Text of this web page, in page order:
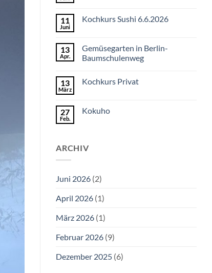
Kochkurs
11
Juni
Kochkurs Sushi 6.6.2026
Kochkurs
Sushi
6.6.2026
13
Apr.
Gemüsegarten in Berlin-
Baumschulenweg
zu
Baumschulenweg
13
März
Kochkurs Privat
Kochkurs
27
Feb.
Kokuho
ARCHIV
Juni 2026 (2)
April 2026 (1)
März 2026 (1)
Februar 2026 (9)
Dezember 2025 (6)